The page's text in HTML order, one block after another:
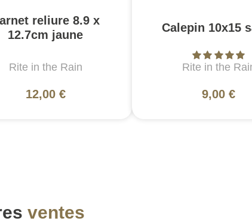
reliure 8.9 x
12.7cm jaune
Rite in the Rain
12,00 €
Calepin 10x15
Rite in the
9,00 €
ventes